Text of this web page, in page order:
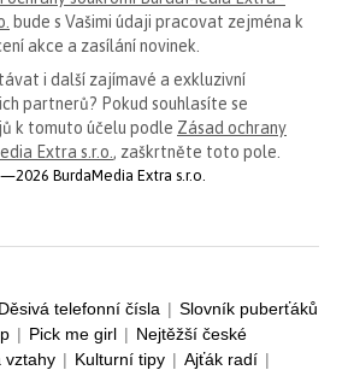
bude s Vašimi údaji pracovat zejména k
akce a zasílání novinek.
i další zajímavé a exkluzivní
partnerů? Pokud souhlasíte se
k tomuto účelu podle Zásad ochrany
Extra s.r.o. , zaškrtněte toto pole.
BurdaMedia Extra s.r.o.
Děsivá telefonní čísla | Slovník puberťáků
| Pick me girl | Nejtěžší české
vztahy | Kulturní tipy | Ajťák radí |